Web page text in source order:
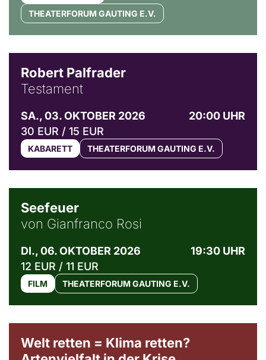
THEATERFORUM GAUTING E.V.
Robert Palfrader
Testament
SA., 03. OKTOBER 2026
20:00 UHR
30 EUR / 15 EUR
KABARETT THEATERFORUM GAUTING E.V.
Seefeuer
von Gianfranco Rosi
DI., 06. OKTOBER 2026
19:30 UHR
12 EUR / 11 EUR
FILM THEATERFORUM GAUTING E.V.
Welt retten = Klima retten?